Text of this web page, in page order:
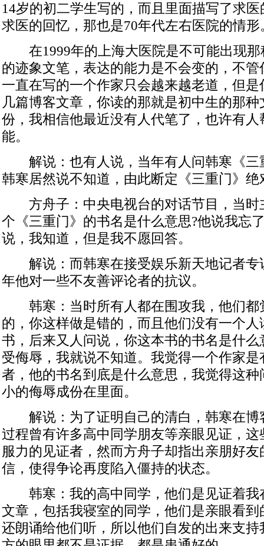
14岁的初二学生写的，而且里面描写了求
求医的回忆，那也是70年代左右医院的情形
在1999年的上海大医院是不可能出现那
的迹象文笔，表达的能力是不会变的，不
一直在写的一个作家只会越来越老道，但
几篇博客文章，你读的那就是初中生的那
份，我相信他最近没有人代笔了，也许有
能。
解说：也有人说，当年有人问韩寒《三
韩寒居然说不知道，由此断定《三重门》
方舟子：中央电视台的对话节目，当时
个《三重门》的书名是什么意思?他说我忘
说，我知道，但是我不愿回答。
解说：而韩寒在接受娱乐新天地记者专
年他对一些不友善评论者的抗议。
韩寒：当时所有人都在围攻我，他们都
的，你这样做是错的，而且他们没有一个
书，后来又人问说，你这本书的书名是什
受侮辱，我就说不知道。我觉得一个作家
者，他的书名到底是什么意思，我觉得这
小的侮辱成份在里面。
解说：为了证明自己的清白，韩寒在博
过程曾有许多高中同学朋友等亲眼见证，
服力的见证者，然而方舟子却指出亲朋好
信，使得争论再度陷入僵持的状态。
韩寒：我的高中同学，他们是见证着我
文章，包括我寝室的同学，他们是亲眼看
还朗诵给他们听，所以他们自发的出来支